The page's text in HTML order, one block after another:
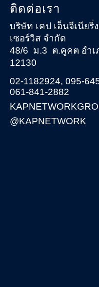
ติดต่อเรา
บริษัท เคป เอ็นจีเนียริ่ง
เซอร์วิส จำกัด
48/6 ม.3 ต.คูคต อำ
12130
02-1182924, 095-
061-841-2882
@KAPNETWORK